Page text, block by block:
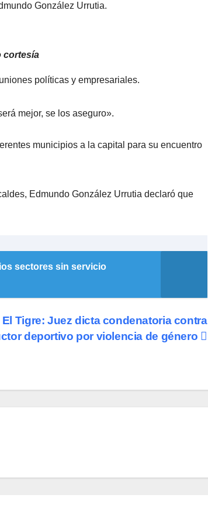
González Urrutia.
cortesía
políticas y empresariales.
mejor, se los aseguro».
municipios a la capital para su encuentro
Edmundo González Urrutia declaró que
sectores sin servicio
El Tigre: Juez dicta condenatoria contra
deportivo por violencia de género